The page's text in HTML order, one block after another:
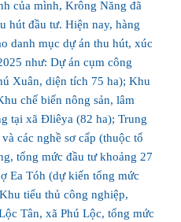
của mình, Krông Năng đã
hút đầu tư. Hiện nay, hàng
danh mục dự án thu hút, xúc
như: Dự án cụm công
Xuân, diện tích 75 ha); Khu
chế biến nông sản, lâm
tại xã Đliêya (82 ha); Trung
các nghề sơ cấp (thuộc tổ
tổng mức đầu tư khoảng 27
Ea Tóh (dự kiến tổng mức
tiểu thủ công nghiệp,
Tân, xã Phú Lộc, tổng mức